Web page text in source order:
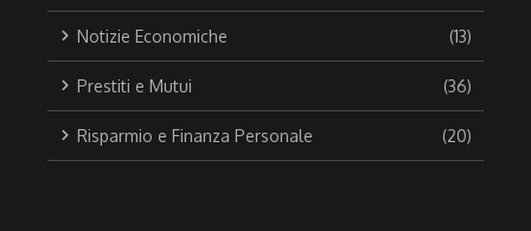
Notizie Economiche (13)
Prestiti e Mutui (36)
Risparmio e Finanza Personale (20)